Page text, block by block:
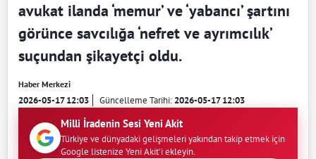
avukat ilanda ‘memur’ ve ‘yabancı’ şartını
görünce savcılığa ‘nefret ve ayrımcılık’
suçundan şikayetçi oldu.
Haber Merkezi
2026-05-17 12:03 Güncelleme Tarihi:2026-05-17 12:03
Milli İradenin Sesi Yeni Akit
Türkiye ve dünyadaki gelişmeleri yakından takip etmek için
Google listenize Yeni Akit'i ekleyin.